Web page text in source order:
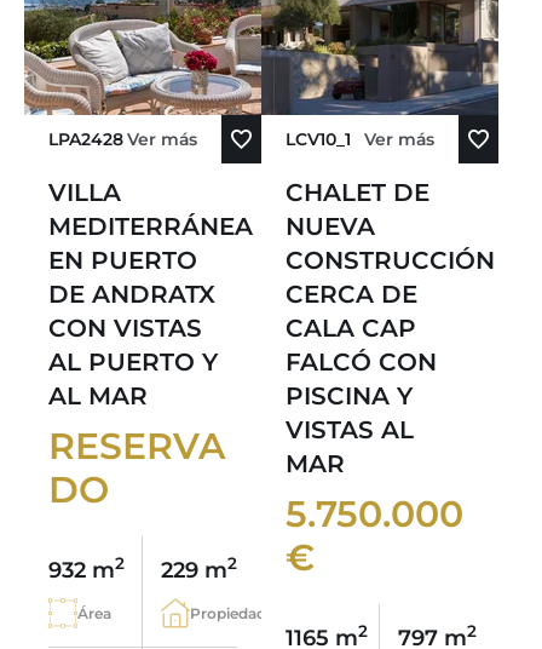
LPA2428Ver más
VILLA
MEDITERRÁNEA
EN PUERTO
DE ANDRATX
CON VISTAS
AL PUERTO Y
AL MAR
RESERVA
DO
932 m2
Área
229 m2
Propiedad
LCV10_1 Ver más
CHALET DE
NUEVA
CONSTRUCCIÓN
CERCA DE
CALA CAP
FALCÓ CON
PISCINA Y
VISTAS AL
MAR
5.750.000
€
1165 m2 797 m2